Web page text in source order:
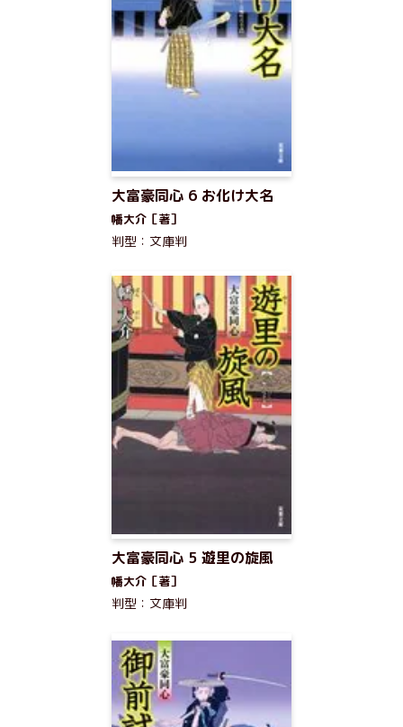
大富豪同心 6 お化け大名
幡大介［著］
判型：文庫判
大富豪同心 5 遊里の旋風
幡大介［著］
判型：文庫判